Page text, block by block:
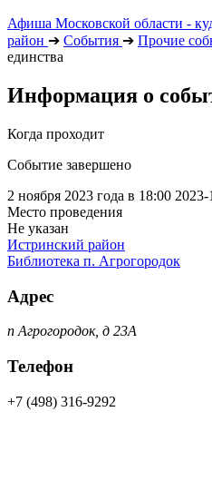
Афиша Московской области -
район ➔ События ➔ Прочие
единства
Информация о
Когда проходит
Событие завершено
2 ноября 2023 года в 18:00 2023-
Место проведения
Не указан
Истринский район
Библиотека п. Агрогородок
Адрес
п Агрогородок, д 23А
Телефон
+7 (498) 316-9292